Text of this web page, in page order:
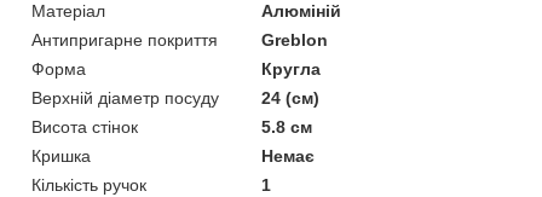
Матеріал
Алюміній
Антипригарне покриття
Greblon
Форма
Кругла
Верхній діаметр посуду
24 (см)
Висота стінок
5.8 см
Кришка
Немає
Кількість ручок
1